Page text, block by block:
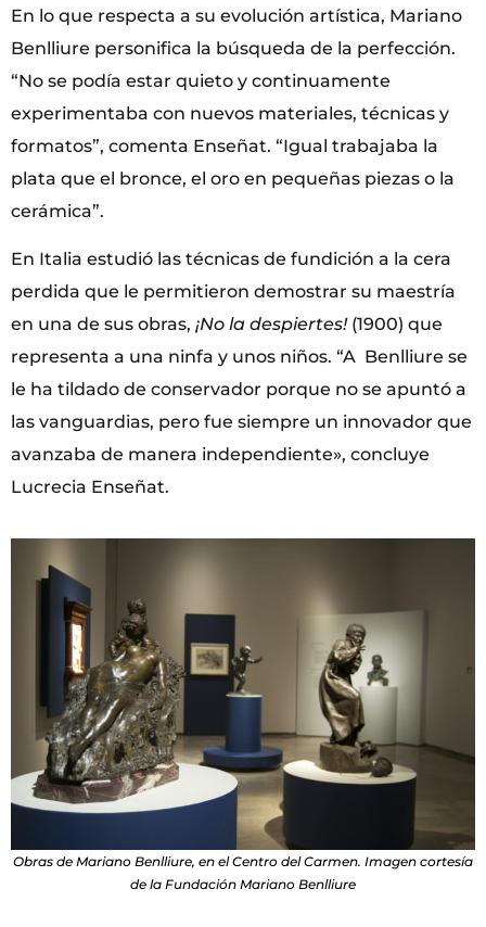
En lo que respecta a su evolución artística, Mariano
Benlliure personifica la búsqueda de la perfección.
“No se podía estar quieto y continuamente
experimentaba con nuevos materiales, técnicas y
formatos”, comenta Enseñat. “Igual trabajaba la
plata que el bronce, el oro en pequeñas piezas o la
cerámica”.
En Italia estudió las técnicas de fundición a la cera
perdida que le permitieron demostrar su maestría
en una de sus obras, ¡No la despiertes!(1900) que
representa a una ninfa y unos niños. “A Benlliure se
le ha tildado de conservador porque no se apuntó a
las vanguardias, pero fue siempre un innovador que
avanzaba de manera independiente», concluye
Lucrecia Enseñat.
Obras de Mariano Benlliure, en el Centro del Carmen. Imagen cortesía
de la Fundación Mariano Benlliure